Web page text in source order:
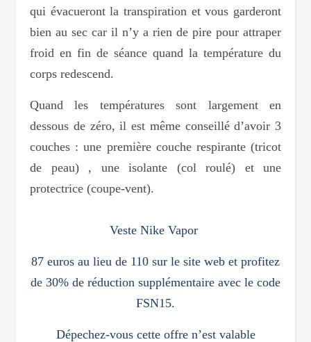
qui évacueront la transpiration et vous garderont
bien au sec car il n’y a rien de pire pour attraper
froid en fin de séance quand la température du
corps redescend.
Quand les températures sont largement en
dessous de zéro, il est même conseillé d’avoir 3
couches : une première couche respirante (tricot
de peau) , une isolante (col roulé) et une
protectrice (coupe-vent).
Veste Nike Vapor
87 euros au lieu de 110 sur le site web et profitez
de 30% de réduction supplémentaire avec le code
FSN15.
Dépechez-vous cette offre n’est valable